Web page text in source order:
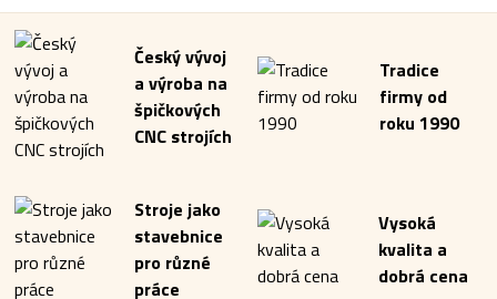
Český vývoj
a výroba na
špičkových
CNC strojích
Tradice
firmy od
roku 1990
Stroje jako
stavebnice
pro různé
práce
Vysoká
kvalita a
dobrá cena